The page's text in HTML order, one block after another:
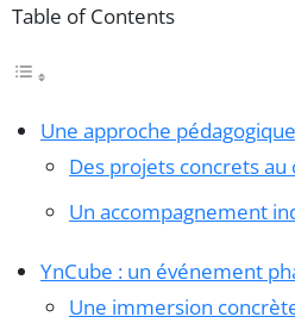
Table of Contents
Une approche
Des projets concrets
Un accompagnement
YnCube : un événement
Une immersion